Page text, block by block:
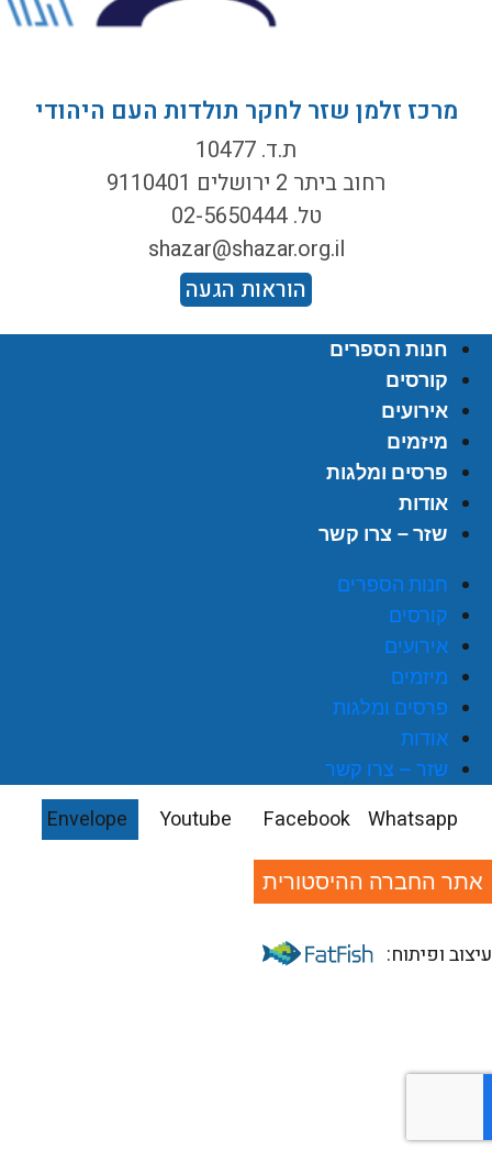
מרכז זלמן שזר לחקר תולדות העם היהודי
ת.ד. 10477
רחוב ביתר 2 ירושלים 9110401
טל. 02-5650444
shazar@shazar.org.il
הוראות הגעה
חנות הספרים
קורסים
אירועים
מיזמים
פרסים ומלגות
אודות
שזר – צרו קשר
חנות הספרים
קורסים
אירועים
מיזמים
פרסים ומלגות
אודות
שזר – צרו קשר
Envelope Youtube Facebook Whatsapp
אתר החברה ההיסטורית
ופיתוח: